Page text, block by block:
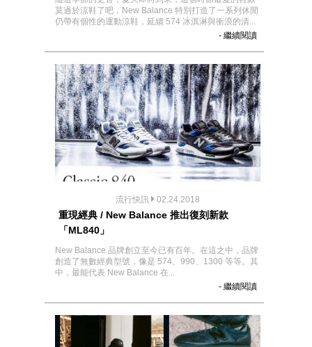
莫過於涼鞋了吧，New Balance 特別打造了一系列休閒
仍帶有個性的運動涼鞋，延續 574 冰淇淋與衝浪的清...
- 繼續閱讀
流行快訊 02.24.2018
重現經典 / New Balance 推出復刻新款
「ML840」
New Balance 品牌創立至今已有百年。在這之中，品牌
創造了無數經典型號，像是 574、990、1300 等等。其
中，最能代表 New Balance 在...
- 繼續閱讀